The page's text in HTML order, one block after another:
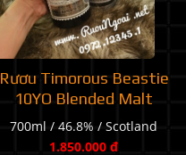
Rươu Timorous Beastie
10YO Blended Malt
700ml / 46.8% / Scotland
1.850.000 đ